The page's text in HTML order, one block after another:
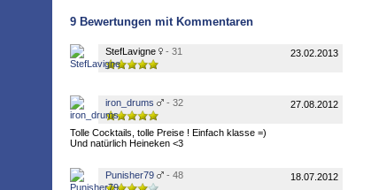
9 Bewertungen mit Kommentaren
StefLavigne - 31 23.02.2013
iron_drums - 32 27.08.2012
Tolle Cocktails, tolle Preise ! Einfach klasse =)
Und natürlich Heineken <3
Punisher79 - 48 18.07.2012